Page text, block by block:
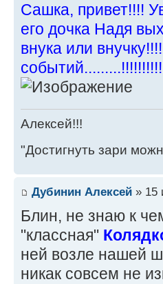
Сашка, привет!!!!
его дочка Надя
внука или
Алексей!!!
"Достигнуть зари
Дубинин Алексей » 15
Блин, не знаю к
"классная"
ней возле нашей
никак совсем не